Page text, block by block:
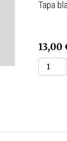
Tapa
13,00
viento